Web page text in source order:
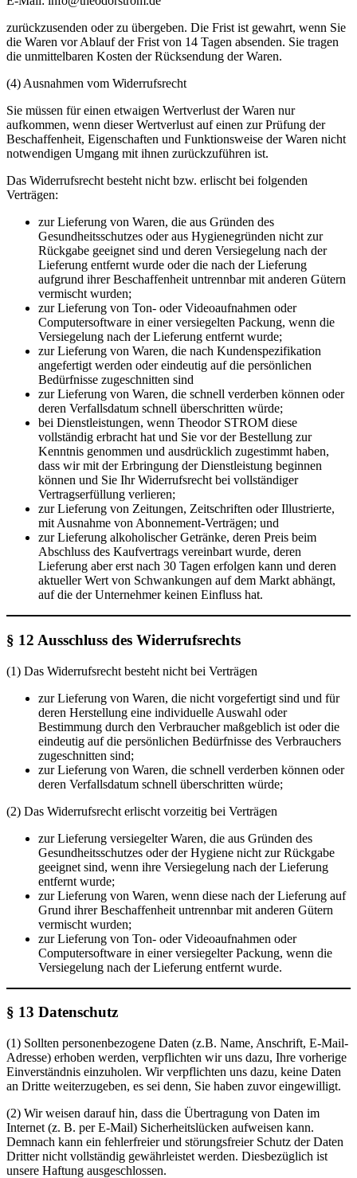
zurückzusenden oder zu übergeben. Die Frist ist gewahrt, wenn Sie
die Waren vor Ablauf der Frist von 14 Tagen absenden. Sie tragen
die unmittelbaren Kosten der Rücksendung der Waren.
(4) Ausnahmen vom Widerrufsrecht
Sie müssen für einen etwaigen Wertverlust der Waren nur
aufkommen, wenn dieser Wertverlust auf einen zur Prüfung der
Beschaffenheit, Eigenschaften und Funktionsweise der Waren nicht
notwendigen Umgang mit ihnen zurückzuführen ist.
Das Widerrufsrecht besteht nicht bzw. erlischt bei folgenden
Verträgen:
zur Lieferung von Waren, die aus Gründen des
Gesundheitsschutzes oder aus Hygienegründen nicht zur
Rückgabe geeignet sind und deren Versiegelung nach der
Lieferung entfernt wurde oder die nach der Lieferung
aufgrund ihrer Beschaffenheit untrennbar mit anderen Gütern
vermischt wurden;
zur Lieferung von Ton- oder Videoaufnahmen oder
Computersoftware in einer versiegelten Packung, wenn die
Versiegelung nach der Lieferung entfernt wurde;
zur Lieferung von Waren, die nach Kundenspezifikation
angefertigt werden oder eindeutig auf die persönlichen
Bedürfnisse zugeschnitten sind
zur Lieferung von Waren, die schnell verderben können oder
deren Verfallsdatum schnell überschritten würde;
bei Dienstleistungen, wenn Theodor STROM diese
vollständig erbracht hat und Sie vor der Bestellung zur
Kenntnis genommen und ausdrücklich zugestimmt haben,
dass wir mit der Erbringung der Dienstleistung beginnen
können und Sie Ihr Widerrufsrecht bei vollständiger
Vertragserfüllung verlieren;
zur Lieferung von Zeitungen, Zeitschriften oder Illustrierte,
mit Ausnahme von Abonnement-Verträgen; und
zur Lieferung alkoholischer Getränke, deren Preis beim
Abschluss des Kaufvertrags vereinbart wurde, deren
Lieferung aber erst nach 30 Tagen erfolgen kann und deren
aktueller Wert von Schwankungen auf dem Markt abhängt,
auf die der Unternehmer keinen Einfluss hat.
§ 12 Ausschluss des Widerrufsrechts
(1) Das Widerrufsrecht besteht nicht bei Verträgen
zur Lieferung von Waren, die nicht vorgefertigt sind und für
deren Herstellung eine individuelle Auswahl oder
Bestimmung durch den Verbraucher maßgeblich ist oder die
eindeutig auf die persönlichen Bedürfnisse des Verbrauchers
zugeschnitten sind;
zur Lieferung von Waren, die schnell verderben können oder
deren Verfallsdatum schnell überschritten würde;
(2) Das Widerrufsrecht erlischt vorzeitig bei Verträgen
zur Lieferung versiegelter Waren, die aus Gründen des
Gesundheitsschutzes oder der Hygiene nicht zur Rückgabe
geeignet sind, wenn ihre Versiegelung nach der Lieferung
entfernt wurde;
zur Lieferung von Waren, wenn diese nach der Lieferung auf
Grund ihrer Beschaffenheit untrennbar mit anderen Gütern
vermischt wurden;
zur Lieferung von Ton- oder Videoaufnahmen oder
Computersoftware in einer versiegelter Packung, wenn die
Versiegelung nach der Lieferung entfernt wurde.
§ 13 Datenschutz
(1) Sollten personenbezogene Daten (z.B. Name, Anschrift, E-Mail-
Adresse) erhoben werden, verpflichten wir uns dazu, Ihre vorherige
Einverständnis einzuholen. Wir verpflichten uns dazu, keine Daten
an Dritte weiterzugeben, es sei denn, Sie haben zuvor eingewilligt.
(2) Wir weisen darauf hin, dass die Übertragung von Daten im
Internet (z. B. per E-Mail) Sicherheitslücken aufweisen kann.
Demnach kann ein fehlerfreier und störungsfreier Schutz der Daten
Dritter nicht vollständig gewährleistet werden. Diesbezüglich ist
unsere Haftung ausgeschlossen.